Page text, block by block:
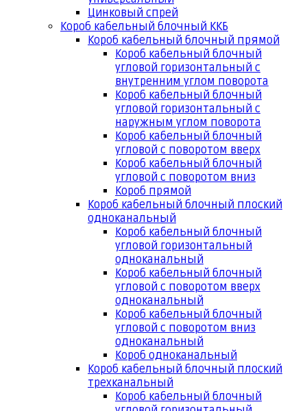
Цинковый спрей
Короб кабельный блочный ККБ
Короб кабельный блочный прямой
Короб кабельный блочный
угловой горизонтальный с
внутренним углом поворота
Короб кабельный блочный
угловой горизонтальный с
наружным углом поворота
Короб кабельный блочный
угловой с поворотом вверх
Короб кабельный блочный
угловой с поворотом вниз
Короб прямой
Короб кабельный блочный плоский
одноканальный
Короб кабельный блочный
угловой горизонтальный
одноканальный
Короб кабельный блочный
угловой с поворотом вверх
одноканальный
Короб кабельный блочный
угловой с поворотом вниз
одноканальный
Короб одноканальный
Короб кабельный блочный плоский
трехканальный
Короб кабельный блочный